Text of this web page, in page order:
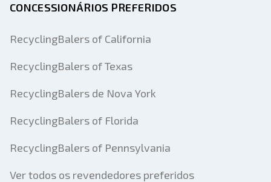
CONCESSIONÁRIOS PREFERIDOS
RecyclingBalers of California
RecyclingBalers of Texas
RecyclingBalers de Nova York
RecyclingBalers of Florida
RecyclingBalers of Pennsylvania
Ver todos os revendedores preferidos